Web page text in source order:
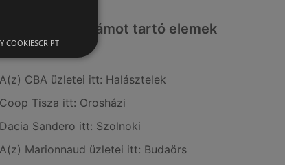
számot tartó elemek
A(z) CBA üzletei itt: Halásztelek
Coop Tisza itt: Orosházi
Dacia Sandero itt: Szolnoki
A(z) Marionnaud üzletei itt: Budaörs
COOKIESCRIPT